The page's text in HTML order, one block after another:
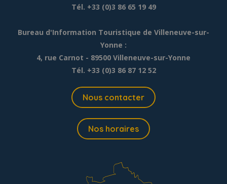
Tél. +33 (0)3 86 65 19 49
Bureau d'Information Touristique de Villeneuve-sur-
Yonne :
4, rue Carnot - 89500 Villeneuve-sur-Yonne
Tél. +33 (0)3 86 87 12 52
Nous contacter
Nos horaires